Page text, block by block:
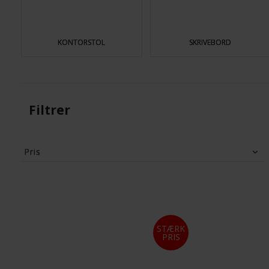
KONTORSTOL SKRIVEBORD
Filtrer
Pris
STÆRK
PRIS